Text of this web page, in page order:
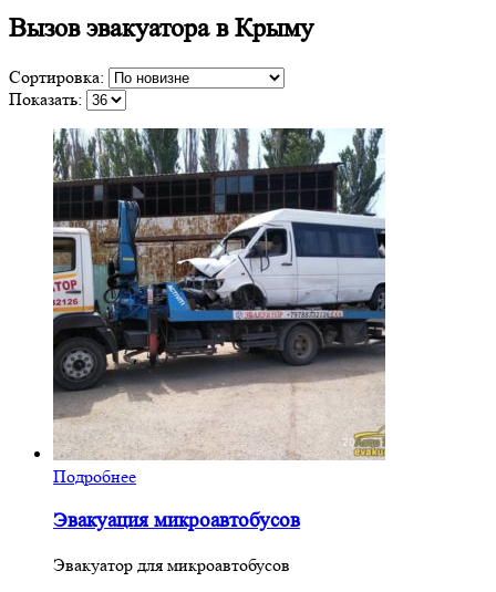
Вызов эвакуатора в Крыму
Сортировка:
Показать:
Подробнее
Эвакуация микроавтобусов
Эвакуатор для микроавтобусов